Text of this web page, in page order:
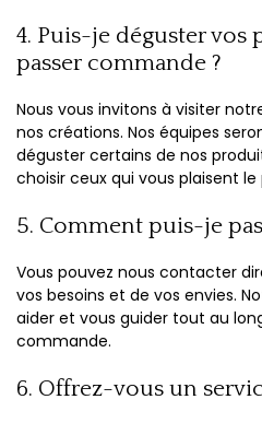
4. Puis-je déguster vos
passer commande ?
Nous vous invitons à visiter
nos créations. Nos équipes
déguster certains de nos
choisir ceux qui vous plaisent le
5. Comment puis-je
Vous pouvez nous contacter
vos besoins et de vos envies.
aider et vous guider tout au
commande.
6. Offrez-vous un